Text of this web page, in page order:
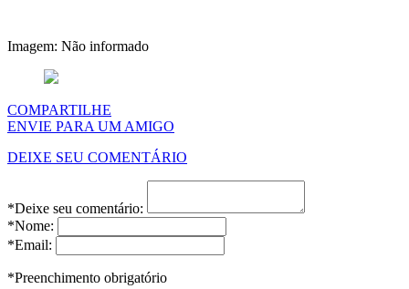
Imagem: Não informado
COMPARTILHE
ENVIE PARA UM AMIGO
DEIXE SEU COMENTÁRIO
*Deixe seu comentário:
*Nome:
*Email:
*Preenchimento obrigatório